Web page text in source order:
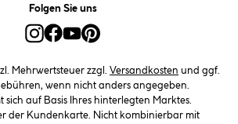
Folgen Sie uns
Mehrwertsteuer zzgl. Versandkosten und ggf.
wenn nicht anders angegeben.
sich auf Basis Ihres hinterlegten Marktes.
der Kundenkarte. Nicht kombinierbar mit